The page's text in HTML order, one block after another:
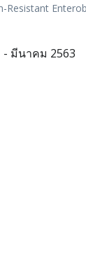
Resistant
มีนาคม 2563